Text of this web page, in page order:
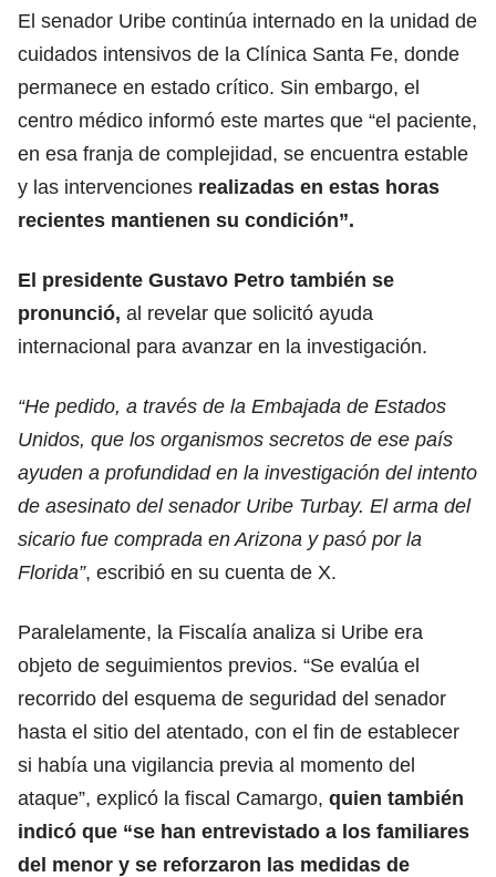
El senador Uribe continúa internado en la unidad de
cuidados intensivos de la Clínica Santa Fe, donde
permanece en estado crítico. Sin embargo, el
centro médico informó este martes que “el paciente,
en esa franja de complejidad, se encuentra estable
y las intervenciones realizadas en estas horas
recientes mantienen su condición”.
El presidente Gustavo Petro también se
pronunció, al revelar que solicitó ayuda
internacional para avanzar en la investigación.
“He pedido, a través de la Embajada de Estados
Unidos, que los organismos secretos de ese país
ayuden a profundidad en la investigación del intento
de asesinato del senador Uribe Turbay. El arma del
sicario fue comprada en Arizona y pasó por la
Florida”, escribió en su cuenta de X.
Paralelamente, la Fiscalía analiza si Uribe era
objeto de seguimientos previos. “Se evalúa el
recorrido del esquema de seguridad del senador
hasta el sitio del atentado, con el fin de establecer
si había una vigilancia previa al momento del
ataque”, explicó la fiscal Camargo, quien también
indicó que “se han entrevistado a los familiares
del menor y se reforzaron las medidas de